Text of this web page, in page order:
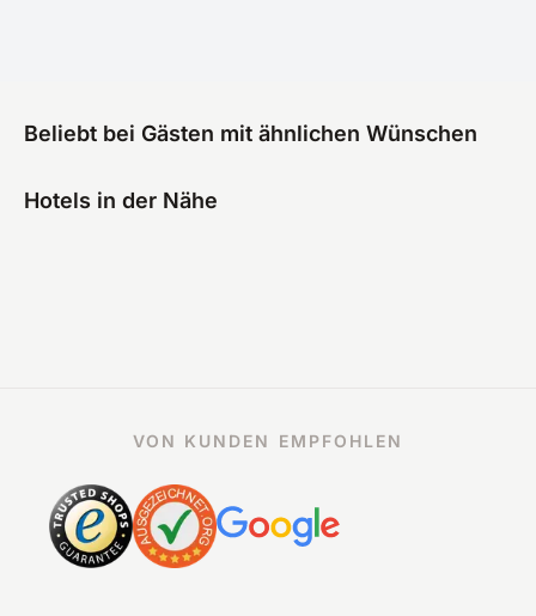
Beliebt bei Gästen mit ähnlichen Wünschen
Hotels in der Nähe
VON KUNDEN EMPFOHLEN